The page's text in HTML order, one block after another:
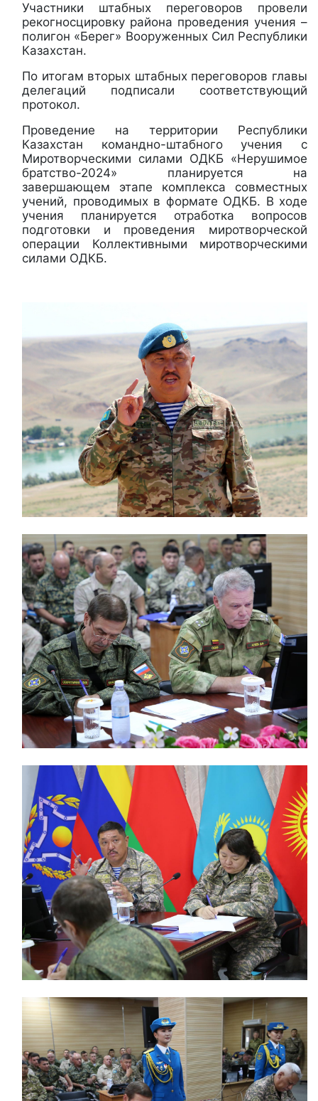
Участники штабных переговоров провели
рекогносцировку района проведения учения –
полигон «Берег» Вооруженных Сил Республики
Казахстан.
По итогам вторых штабных переговоров главы
делегаций подписали соответствующий
протокол.
Проведение на территории Республики
Казахстан командно-штабного учения с
Миротворческими силами ОДКБ «Нерушимое
братство-2024» планируется на
завершающем этапе комплекса совместных
учений, проводимых в формате ОДКБ. В ходе
учения планируется отработка вопросов
подготовки и проведения миротворческой
операции Коллективными миротворческими
силами ОДКБ.